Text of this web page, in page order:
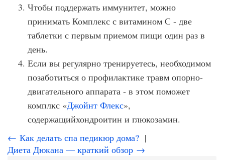
Чтобы поддержать иммунитет, можно
принимать Комплекс с витамином С - две
таблетки с первым приемом пищи один раз в
день.
Если вы регулярно тренируетесь, необходимом
позаботиться о профилактике травм опорно-
двигательного аппарата - в этом поможет
комплкс «Джойнт Флекс»,
содержащийхондроитин и глюкозамин.
← Как делать спа педикюр дома? |
Диета Дюкана — краткий обзор →